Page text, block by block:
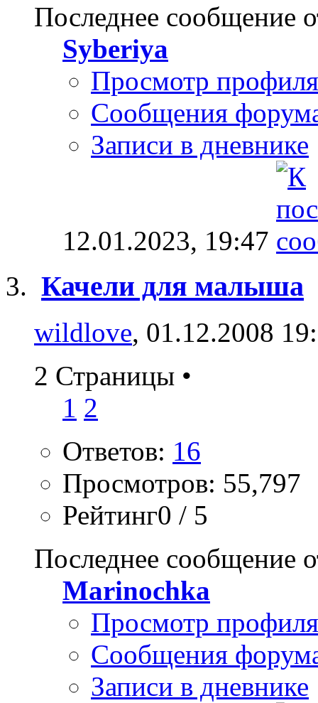
Последнее сообщение
Syberiya
Просмотр профиля
Сообщения
Записи в дневнике
12.01.2023, 19:47
Качели для малыша
wildlove, 01.12.2008
2 Страницы •
1 2
Ответов: 16
Просмотров: 55,797
Рейтинг0 / 5
Последнее сообщение
Marinochka
Просмотр профиля
Сообщения
Записи в дневнике